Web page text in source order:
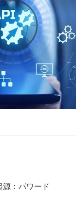
： パワード